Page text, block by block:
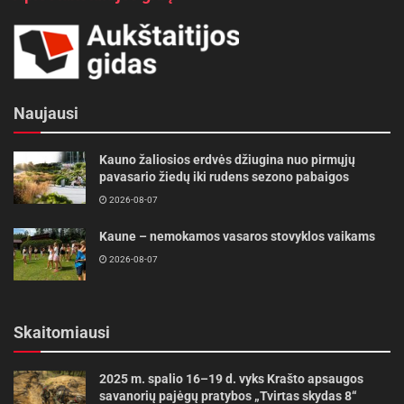
vadinasi, darome prasmingą darbą mūsų
vaikams ir jų ateičiai“, – sako meras K.
Šaltinis: Radviliškio rajono savivaldybė
Naujausi
Kauno žaliosios erdvės džiugina nuo pirmųjų
pavasario žiedų iki rudens sezono pabaigos
2026-08-07
Kaune – nemokamos vasaros stovyklos vaikams
2026-08-07
Skaitomiausi
2025 m. spalio 16–19 d. vyks Krašto apsaugos
savanorių pajėgų pratybos „Tvirtas skydas 8“